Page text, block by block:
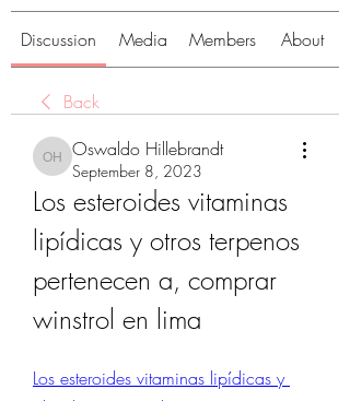
Discussion Media Members About
Back
Oswaldo Hillebrandt
Oswaldo Hillebrandt
September 8, 2023
Los esteroides vitaminas
lipídicas y otros terpenos
pertenecen a, comprar
winstrol en lima
Los esteroides vitaminas lipídicas y